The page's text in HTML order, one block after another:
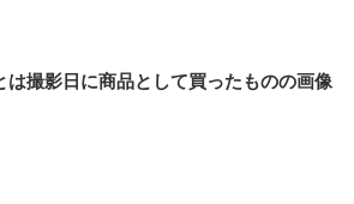
は撮影日に商品として買ったものの画像